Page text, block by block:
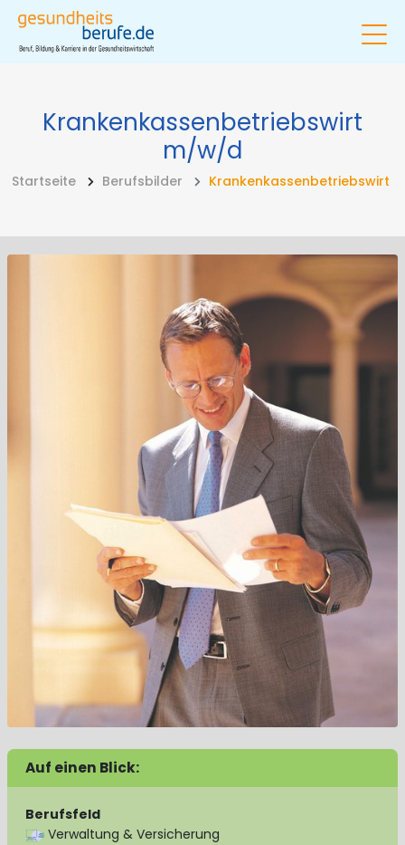
Krankenkassenbetriebswirt
m/w/d
Startseite Berufsbilder Krankenkassenbetriebswirt
Auf einen Blick:
Berufsfeld
Verwaltung & Versicherung